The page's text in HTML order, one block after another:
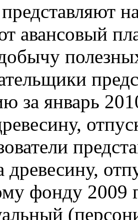
авансовый
за январь
древесину,
фонду 2009